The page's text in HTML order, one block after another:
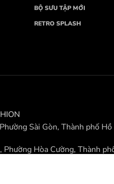
BỘ SƯU TẬP MỚI
RETRO SPLASH
Sài Gòn, Thành phố
Hòa Cường, Thành